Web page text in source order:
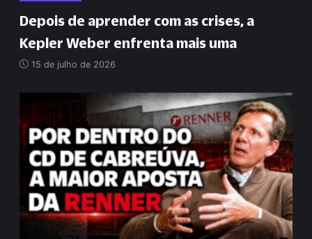
Depois de aprender com as crises, a
Kepler Weber enfrenta mais uma
15 de julho de 2026